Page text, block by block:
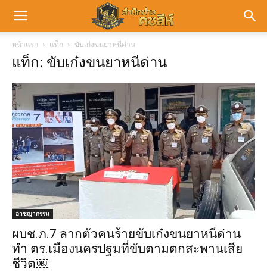
หน้าแรก แท็ก ขับเก๋งขนยาหนีด่าน
แท็ก: ขับเก๋งขนยาหนีด่าน
อาชญากรรม
ผบช.ภ.7 ลากตัวคนร้ายขับเก๋งขนยาหนีด่าน
ทำ ตร.เมืองนครปฐมที่ขับตามตกสะพานเสีย
ชีวิต￼